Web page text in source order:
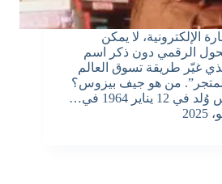
الإلكترونية، لا يمكن
الرقمي دون ذكر اسم
غيّر طريقة تسوق العالم
من هو جيف بيزوس؟
1964 في…